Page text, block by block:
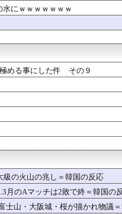
の平均睡眠時間ラ...
受け取ってい...
の謎を考察
、突然携帯に着信が...
が転倒事故 20代の...
排除へ 供給業...
呆然wwww
うになる」ｗｗｗｗ...
のこいつ」と有権者を...
いつになったら結婚す...
ファイアホ...
の土地神+埋...
グループ+こ...
にｗｗｗｗｗｗｗ
める事にした件 その９
の火山の兆し＝韓国の反応
月のAマッチは2敗で終＝韓国の
山・大阪城・桜が描かれ物議